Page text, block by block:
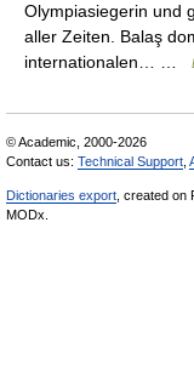
Olympiasiegerin und
aller Zeiten. Balaş
internationalen… …
© Academic, 2000-2026
Contact us: Technical Support
Dictionaries export , created on
MODx.